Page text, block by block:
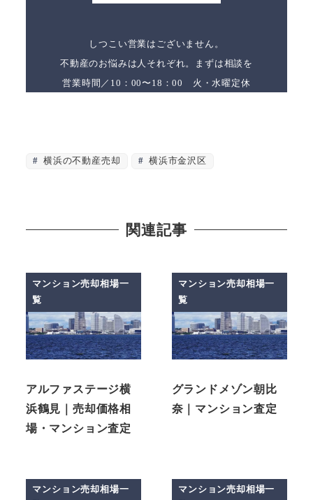
しつこい営業はございません。
不動産のお悩みは人それぞれ。まずは相談を
営業時間／10：00〜18：00 火・水曜定休
横浜の不動産売却 横浜市金沢区
関連記事
マンション売却相場一
覧
アルファステージ横
浜鶴見｜売却価格相
場・マンション査定
マンション売却相場一
覧
グランドメゾン朝比
奈｜マンション査定
マンション売却相場一
マンション売却相場一